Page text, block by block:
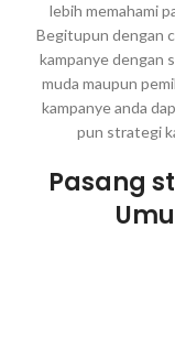
lebih memahami
Begitupun dengan
kampanye dengan
muda maupun
kampanye anda
pun strategi
Pasang